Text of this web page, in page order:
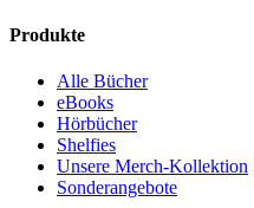
Produkte
Alle Bücher
eBooks
Hörbücher
Shelfies
Unsere Merch-Kollektion
Sonderangebote